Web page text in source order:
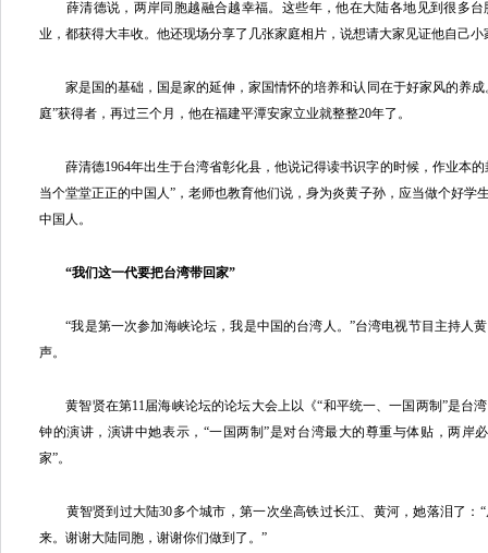
薛清德说，两岸同胞越融合越幸福。这些年，他在大陆各地见到很多台
业，都获得大丰收。他还现场分享了几张家庭相片，说想请大家见证他自己
家是国的基础，国是家的延伸，家国情怀的培养和认同在于好家风的养成
庭”获得者，再过三个月，他在福建平潭安家立业就整整20年了。
薛清德1964年出生于台湾省彰化县，他说记得读书识字的时候，作业本的
当个堂堂正正的中国人”，老师也教育他们说，身为炎黄子孙，应当做个好学
中国人。
“我们这一代要把台湾带回家”
“我是第一次参加海峡论坛，我是中国的台湾人。”台湾电视节目主持人
声。
黄智贤在第11届海峡论坛的论坛大会上以《“和平统一、一国两制”是台
钟的演讲，演讲中她表示，“一国两制”是对台湾最大的尊重与体贴，两岸
家”。
黄智贤到过大陆30多个城市，第一次坐高铁过长江、黄河，她落泪了：“
来。谢谢大陆同胞，谢谢你们做到了。”